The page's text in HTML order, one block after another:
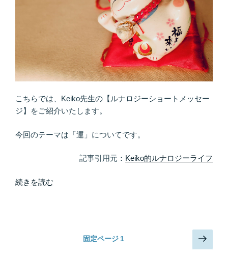
と、
楽
し
み
が
こちらでは、Keiko先生の【ルナロジーショートメッセー
ジ】をご紹介いたします。
今回のテーマは「運」についてです。
記事引用元： Keiko的ルナロジーライフ
“新
流
続きを読む
固定ページ1
次
の